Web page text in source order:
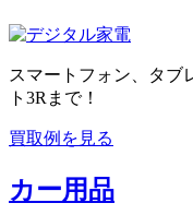
スマートフォン、タブ
ト3Rまで！
買取例を見る
カー用品